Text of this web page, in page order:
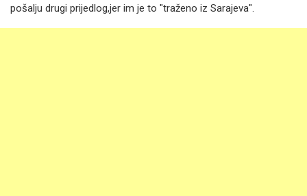
pošalju drugi prijedlog,jer im je to "traženo iz Sarajeva".